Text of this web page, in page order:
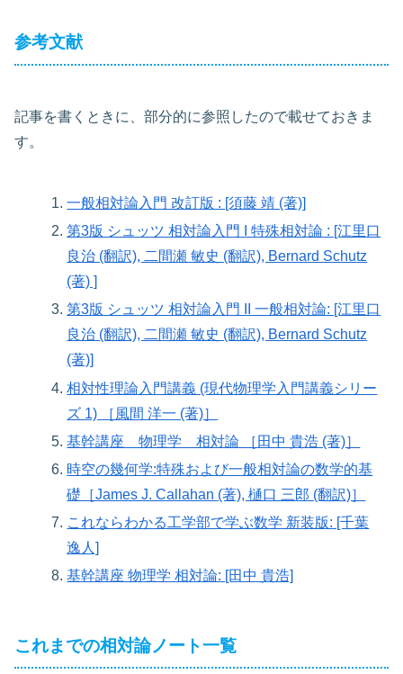
参考文献
記事を書くときに、部分的に参照したので載せておきま
す。
一般相対論入門 改訂版 : [須藤 靖 (著)]
第3版 シュッツ 相対論入門 I 特殊相対論 : [江里口
良治 (翻訳), 二間瀬 敏史 (翻訳), Bernard Schutz
(著) ]
第3版 シュッツ 相対論入門 II 一般相対論: [江里口
良治 (翻訳), 二間瀬 敏史 (翻訳), Bernard Schutz
(著)]
相対性理論入門講義 (現代物理学入門講義シリー
ズ 1) ［風間 洋一 (著)］
基幹講座 物理学 相対論 ［田中 貴浩 (著)］
時空の幾何学:特殊および一般相対論の数学的基
礎［James J. Callahan (著), 樋口 三郎 (翻訳)］
これならわかる工学部で学ぶ数学 新装版: [千葉
逸人]
基幹講座 物理学 相対論: [田中 貴浩]
これまでの相対論ノート一覧